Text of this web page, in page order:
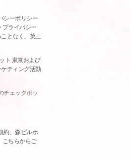
シーポリシー
プライバシー
となく、第三
ト 東京および
ティング活動
チェックボッ
約、森ビルホ
こちらからご